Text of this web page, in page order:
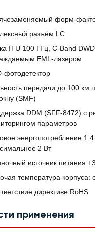
форм-
разъём LC
ITU 100 ГГц, C-Band
EML-лазером
фотодетектор
передачи до 100 км
(SMF)
DDM (SFF-8472) с
параметров
энергопотребление 1.4
2 Вт
источник питания
температура корпуса:
директиве RoHS
применения